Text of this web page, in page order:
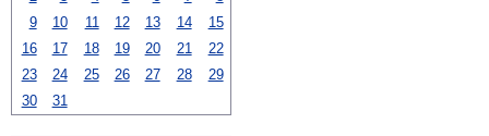
9
10 11 12 13 14
15
16
17 18 19 20 21
22
23
24 25 26 27 28
29
30
31